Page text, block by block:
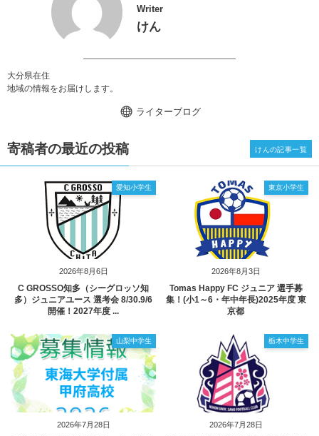
Writer
けん
大分県在住
地域の情報をお届けします。
ライターブログ
寄稿者の最近の投稿
2026年8月6日
愛知小学生
C GROSSO知多（シーグロッソ知
多）ジュニアユース 選考会 8/30.9/6
開催！2027年度 ...
2026年8月3日
東京小学生
Tomas Happy FC ジュニア 選手募
集！(小1～6・年中年長)2025年度 東
京都
2026年7月28日
山梨中学生
2026年7月28日
栃木中学生
けんの記事一覧